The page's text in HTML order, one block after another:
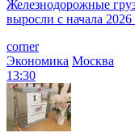
Железнодорожные
выросли с начала 2026
corner
Экономика Москва
13:30